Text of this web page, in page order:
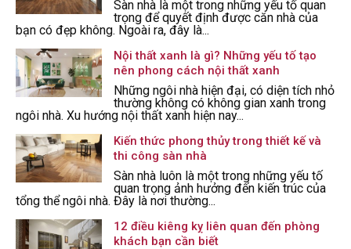
Sàn nhà là một trong những yếu tố quan
trọng để quyết định được căn nhà của
bạn có đẹp không. Ngoài ra, đây là...
Nội thất xanh là gì? Những yếu tố tạo
nên phong cách nội thất xanh
Những ngôi nhà hiện đại, có diện tích nhỏ
thường không có không gian xanh trong
ngôi nhà. Xu hướng nội thất xanh hiện nay...
Kiến thức phong thủy trong thiết kế và
thi công sàn nhà
Sàn nhà luôn là một trong những yếu tố
quan trọng ảnh hưởng đến kiến trúc của
tổng thể ngôi nhà. Đây là nơi thường...
12 điều kiêng kỵ liên quan đến phòng
khách bạn cần biết